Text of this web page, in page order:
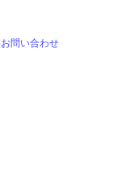
お問い合わせ